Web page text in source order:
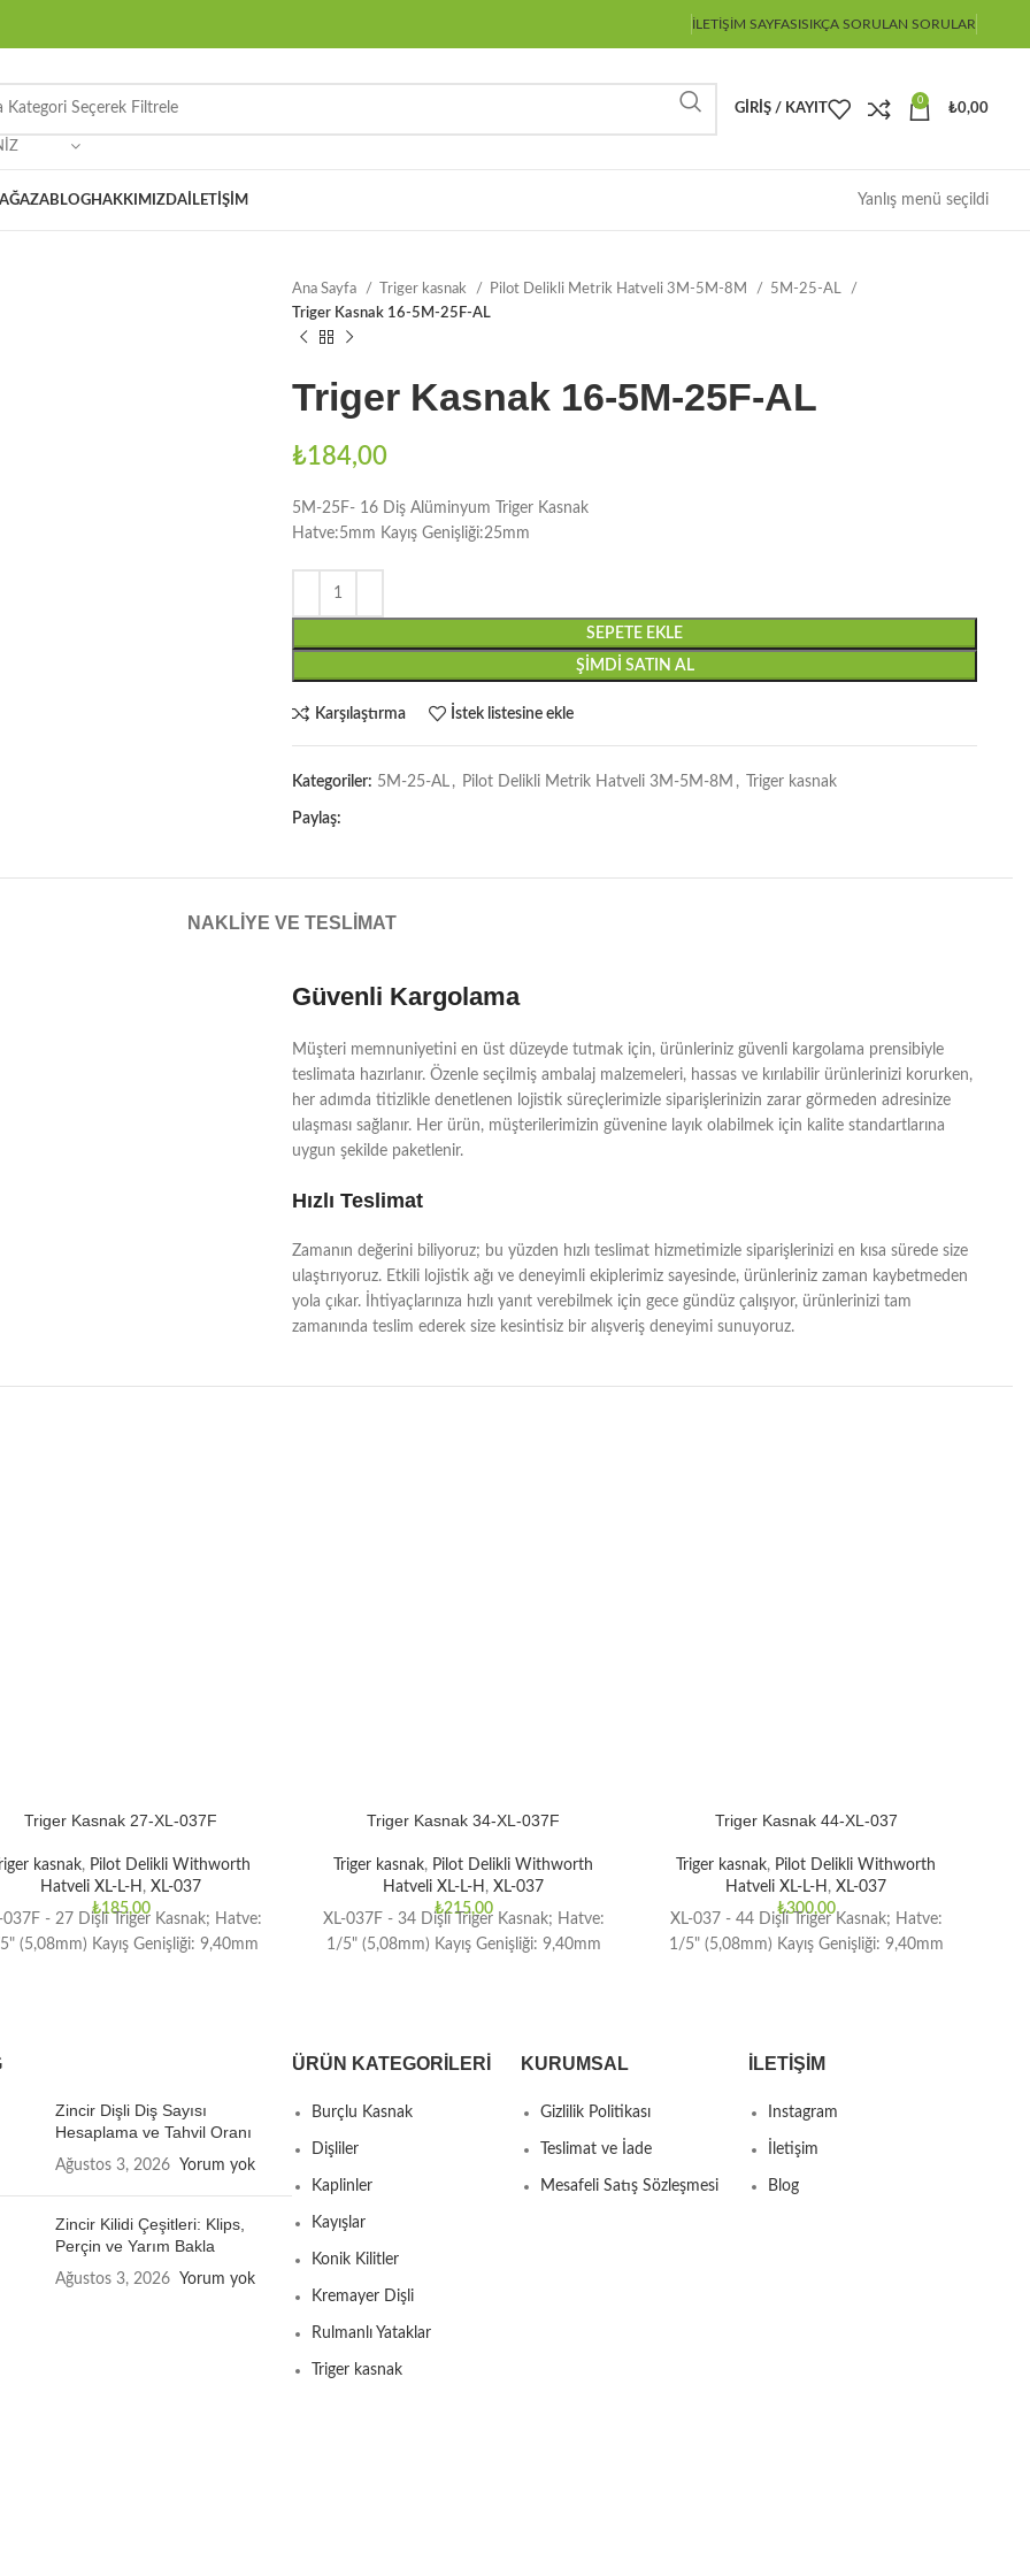
İLETIŞIM SAYFASISIKÇA SORULAN SORULAR
GIRIŞ / KAYIT
0
₺0,00
BLOGHAKKIMIZDA İLETIŞIM Yanlış menü seçildi
Ana Sayfa Triger kasnak Pilot Delikli Metrik Hatveli 3M-5M-8M
5M-25-AL
Triger Kasnak 16-5M-25F-AL
Triger Kasnak 16-5M-25F-AL
₺184,00
5M-25F- 16 Diş Alüminyum Triger Kasnak
Hatve:5mm Kayış Genişliği:25mm
SEPETE EKLE
ŞIMDI SATIN AL
Karşılaştırma İstek listesine ekle
Kategoriler: 5M-25-AL , Pilot Delikli Metrik Hatveli 3M-5M-8M , Triger kasnak
Paylaş:
NAKLIYE VE TESLIMAT
Güvenli Kargolama
Müşteri memnuniyetini en üst düzeyde tutmak için, ürünleriniz güvenli kargolama prensibiyle
teslimata hazırlanır. Özenle seçilmiş ambalaj malzemeleri, hassas ve kırılabilir ürünlerinizi korurken,
her adımda titizlikle denetlenen lojistik süreçlerimizle siparişlerinizin zarar görmeden adresinize
ulaşması sağlanır. Her ürün, müşterilerimizin güvenine layık olabilmek için kalite standartlarına
uygun şekilde paketlenir.
Hızlı Teslimat
Zamanın değerini biliyoruz; bu yüzden hızlı teslimat hizmetimizle siparişlerinizi en kısa sürede size
ulaştırıyoruz. Etkili lojistik ağı ve deneyimli ekiplerimiz sayesinde, ürünleriniz zaman kaybetmeden
yola çıkar. İhtiyaçlarınıza hızlı yanıt verebilmek için gece gündüz çalışıyor, ürünlerinizi tam
zamanında teslim ederek size kesintisiz bir alışveriş deneyimi sunuyoruz.
Triger Kasnak 27-XL-037F
Triger kasnak, Pilot Delikli Withworth
Hatveli XL-L-H , XL-037
₺185,00
037F - 27 Dişli Triger Kasnak; Hatve:
(5,08mm) Kayış Genişliği: 9,40mm
Triger Kasnak 34-XL-037F
Triger kasnak, Pilot Delikli Withworth
Hatveli XL-L-H , XL-037
₺215,00
XL-037F - 34 Dişli Triger Kasnak; Hatve:
1/5" (5,08mm) Kayış Genişliği: 9,40mm
Triger Kasnak 44-XL-037
Triger kasnak, Pilot Delikli Withworth
Hatveli XL-L-H , XL-037
₺300,00
XL-037 - 44 Dişli Triger Kasnak; Hatve:
1/5" (5,08mm) Kayış Genişliği: 9,40mm
Zincir Dişli Diş Sayısı
Hesaplama ve Tahvil Oranı
Ağustos 3, 2026 Yorum yok
Zincir Kilidi Çeşitleri: Klips,
Perçin ve Yarım Bakla
Ağustos 3, 2026 Yorum yok
ÜRÜN KATEGORILERI
Burçlu Kasnak
Dişliler
Kaplinler
Kayışlar
Konik Kilitler
Kremayer Dişli
Rulmanlı Yataklar
Triger kasnak
KURUMSAL
Gizlilik Politikası
Teslimat ve İade
Mesafeli Satış Sözleşmesi
İLETIŞIM
Instagram
İletişim
Blog